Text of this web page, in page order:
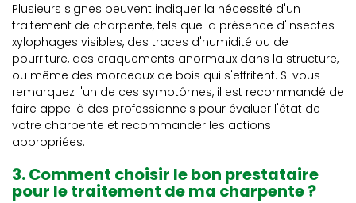
Plusieurs signes peuvent indiquer la nécessité d'un
traitement de charpente, tels que la présence d'insectes
xylophages visibles, des traces d'humidité ou de
pourriture, des craquements anormaux dans la structure,
ou même des morceaux de bois qui s'effritent. Si vous
remarquez l'un de ces symptômes, il est recommandé de
faire appel à des professionnels pour évaluer l'état de
votre charpente et recommander les actions
appropriées.
3. Comment choisir le bon prestataire
pour le traitement de ma charpente ?